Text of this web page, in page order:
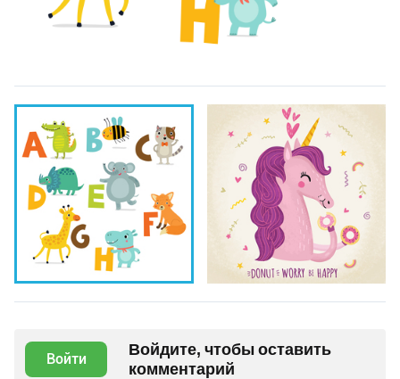
Войти
Войдите, чтобы оставить
комментарий